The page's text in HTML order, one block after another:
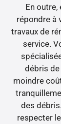
En
répondre à
travaux de
service.
débris de
moindre
des
respecter